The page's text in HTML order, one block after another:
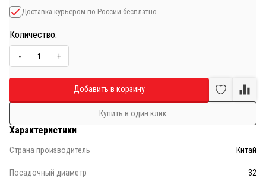
Характеристики
Страна производитель Китай
Посадочный диаметр 32
Доставка курьером по России бесплатно
Количество:
- +
Добавить в корзину
Купить в один клик